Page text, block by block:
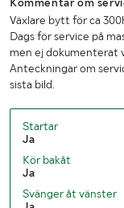
Växlare bytt för ca
Dags för service på
men ej dokumenterat
Anteckningar om
sista bild.
Startar
Ja
Kör bakåt
Ja
Svänger åt vänster